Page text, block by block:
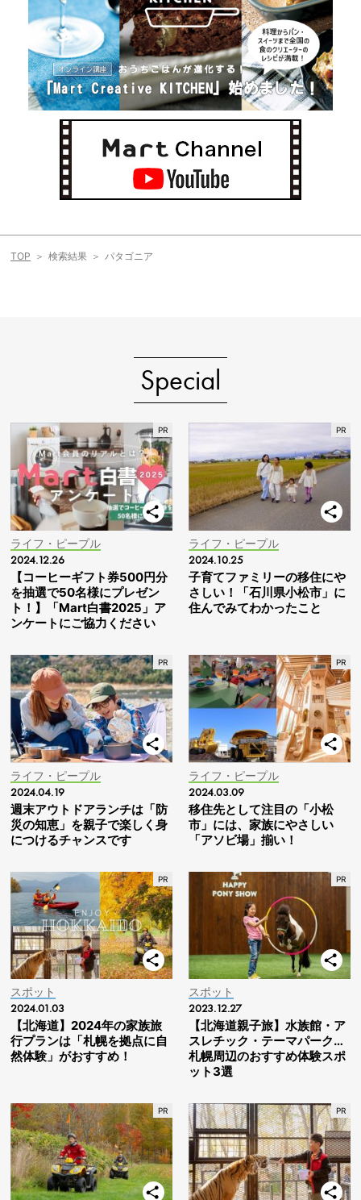
TOP 検索結果 パタゴニア
Special
ライフ・ピープル
2024.12.26
【コーヒーギフト券500円分
を抽選で50名様にプレゼン
ト！】「Mart白書2025」ア
ンケートにご協力ください
ライフ・ピープル
2024.10.25
子育てファミリーの移住にや
さしい！「石川県小松市」に
住んでみてわかったこと
ライフ・ピープル
2024.04.19
週末アウトドアランチは「防
災の知恵」を親子で楽しく身
につけるチャンスです
ライフ・ピープル
2024.03.09
移住先として注目の「小松
市」には、家族にやさしい
「アソビ場」揃い！
スポット
2024.01.03
【北海道】2024年の家族旅
行プランは「札幌を拠点に自
然体験」がおすすめ！
スポット
2023.12.27
【北海道親子旅】水族館・ア
スレチック・テーマパーク…
札幌周辺のおすすめ体験スポ
ット3選